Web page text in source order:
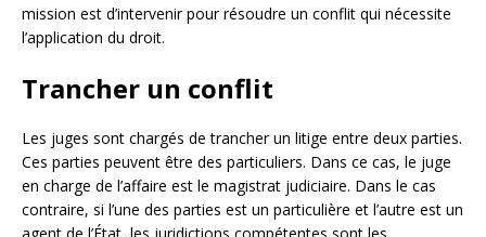
mission est d’intervenir pour résoudre un conflit qui nécessite
l’application du droit.
Trancher un conflit
Les juges sont chargés de trancher un litige entre deux parties.
Ces parties peuvent être des particuliers. Dans ce cas, le juge
en charge de l’affaire est le magistrat judiciaire. Dans le cas
contraire, si l’une des parties est un particulière et l’autre est un